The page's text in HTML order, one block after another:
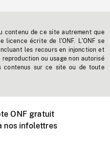
contenu de ce site autrement que
licence écrite de l'ONF. L'ONF se
les recours en injonction et
ou usage non autorisé
contenus sur ce site ou de toute
ONF gratuit
nos infolettres